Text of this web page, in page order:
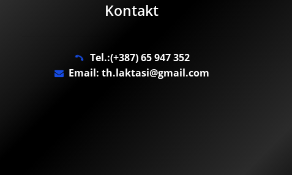
Kontakt
Tel.:(+387) 65 947 352
Email: th.laktasi@gmail.com